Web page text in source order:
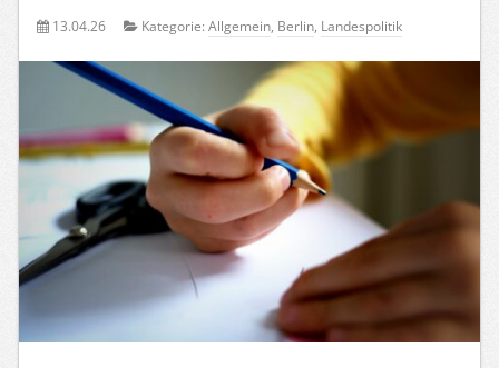
13.04.26 Kategorie: Allgemein, Berlin, Landespolitik